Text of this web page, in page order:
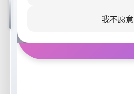
我不愿意